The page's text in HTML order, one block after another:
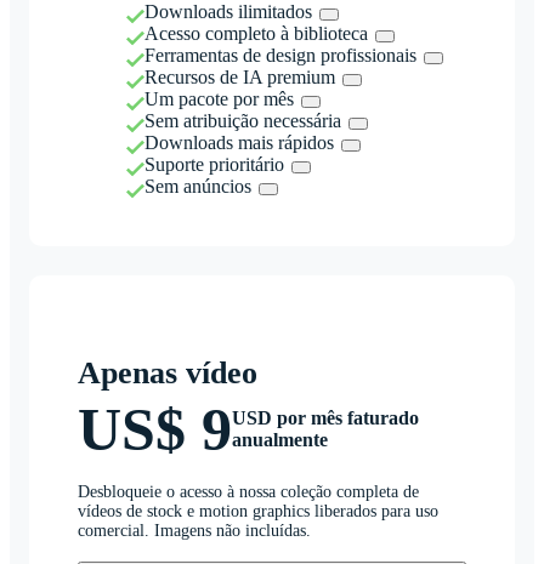
Downloads ilimitados
Acesso completo à biblioteca
Ferramentas de design profissionais
Recursos de IA premium
Um pacote por mês
Sem atribuição necessária
Downloads mais rápidos
Suporte prioritário
Sem anúncios
Apenas vídeo
US$ 9USD por mês faturado
anualmente
Desbloqueie o acesso à nossa coleção completa de
vídeos de stock e motion graphics liberados para uso
comercial. Imagens não incluídas.